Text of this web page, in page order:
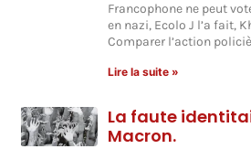
Francophone ne peut
en nazi, Ecolo J l’a fait,
Comparer l’action
Lire la suite »
La faute
Macron.